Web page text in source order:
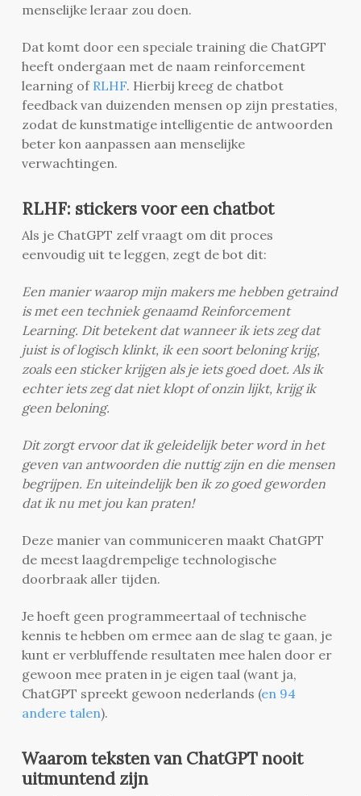
menselijke leraar zou doen.
Dat komt door een speciale training die ChatGPT
heeft ondergaan met de naam reinforcement
learning of RLHF. Hierbij kreeg de chatbot
feedback van duizenden mensen op zijn prestaties,
zodat de kunstmatige intelligentie de antwoorden
beter kon aanpassen aan menselijke
verwachtingen.
RLHF: stickers voor een chatbot
Als je ChatGPT zelf vraagt om dit proces
eenvoudig uit te leggen, zegt de bot dit:
Een manier waarop mijn makers me hebben getraind
is met een techniek genaamd Reinforcement
Learning. Dit betekent dat wanneer ik iets zeg dat
juist is of logisch klinkt, ik een soort beloning krijg,
zoals een sticker krijgen als je iets goed doet. Als ik
echter iets zeg dat niet klopt of onzin lijkt, krijg ik
geen beloning.
Dit zorgt ervoor dat ik geleidelijk beter word in het
geven van antwoorden die nuttig zijn en die mensen
begrijpen. En uiteindelijk ben ik zo goed geworden
dat ik nu met jou kan praten!
Deze manier van communiceren maakt ChatGPT
de meest laagdrempelige technologische
doorbraak aller tijden.
Je hoeft geen programmeertaal of technische
kennis te hebben om ermee aan de slag te gaan, je
kunt er verbluffende resultaten mee halen door er
gewoon mee praten in je eigen taal (want ja,
ChatGPT spreekt gewoon nederlands (en 94
andere talen).
Waarom teksten van ChatGPT nooit
uitmuntend zijn